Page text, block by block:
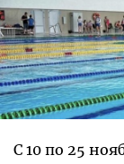
С 10 по 25